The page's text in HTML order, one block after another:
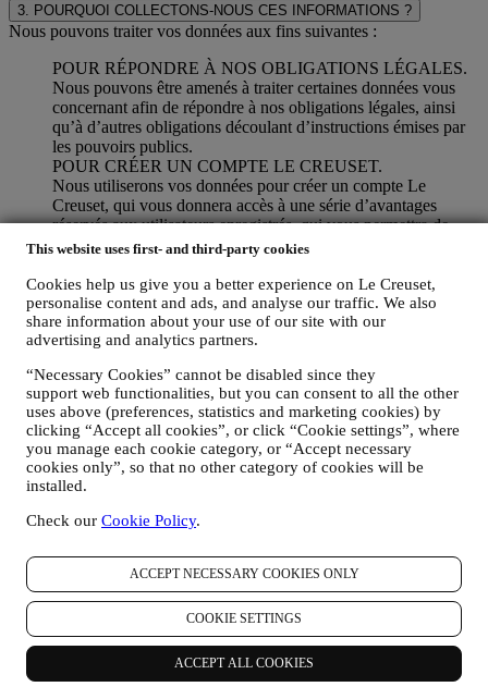
This website uses first- and third-party cookies
Cookies help us give you a better experience on Le Creuset,
personalise content and ads, and analyse our traffic. We also
share information about your use of our site with our
advertising and analytics partners.
“Necessary Cookies” cannot be disabled since they
support web functionalities, but you can consent to all the other
uses above (preferences, statistics and marketing cookies) by
clicking “Accept all cookies”, or click “Cookie settings”, where
you manage each cookie category, or “Accept necessary
cookies only”, so that no other category of cookies will be
installed.
Check our Cookie Policy.
ACCEPT NECESSARY COOKIES ONLY
COOKIE SETTINGS
ACCEPT ALL COOKIES
3. POURQUOI COLLECTONS-NOUS CES INFORMATIONS ?
Nous pouvons traiter vos données aux fins suivantes :
POUR RÉPONDRE À NOS OBLIGATIONS LÉGALES.
Nous pouvons être amenés à traiter certaines données vous
concernant afin de répondre à nos obligations légales, ainsi
qu’à d’autres obligations découlant d’instructions émises par
les pouvoirs publics.
POUR CRÉER UN COMPTE LE CREUSET.
Nous utiliserons vos données pour créer un compte Le
Creuset, qui vous donnera accès à une série d’avantages
réservés aux utilisateurs enregistrés, qui vous permettra de
mieux tirer profit de nos services, comme un passage plus
d’expédition ou de consulter et de tracer les commandes.
Toute activité de traitement est requise pour nous permettre de
vous offrir ces services en tant que détenteur d’un compte Le
Creuset.
FOURNITURE DE NOS PRODUITS OU LA
PRESTATION DE NOS SERVICES ET VOUS
PROPOSER NOTRE ASSISTANCE.
Nous utiliserons vos données pour gérer notre relation
contractuelle avec vous, vos achats de produits sur le Site web
et en boutique Le Creuset, votre utilisation du Site web, toute
concours. Nous pourrons avoir à traiter certaines données
liées à notre relation contractuelle avec vous, telles que la
comptabilité, la facturation et certaines vérifications, la
vérification des paiements par carte, le dépistage de la fraude,
la sécurité, la sécurisation et les tests de nos systèmes, la
maintenance et les analyses statistiques. Occasionnellement,
nous pourrons avoir à vous contacter pour des raisons